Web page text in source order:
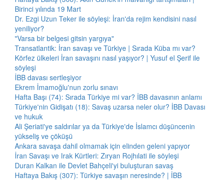
Birinci yılında 19 Mart
Dr. Ezgi Uzun Teker ile söyleşi: İran'da rejim kendisini nasıl
yeniliyor?
"Varsa bir belgesi gitsin yargıya"
Transatlantik: İran savaşı ve Türkiye | Sırada Küba mı var?
Körfez ülkeleri İran savaşını nasıl yaşıyor? | Yusuf el Şerif ile
söyleşi
İBB davası sertleşiyor
Ekrem İmamoğlu'nun zorlu sınavı
Hafta Başı (74): Sırada Türkiye mi var? İBB davasının anlamı
Türkiye'nin Gidişatı (18): Savaş uzarsa neler olur? İBB Davası
ve hukuk
Ali Şeriati'ye saldırılar ya da Türkiye'de İslamcı düşüncenin
yükseliş ve çöküşü
Ankara savaşa dahil olmamak için elinden geleni yapıyor
İran Savaşı ve Irak Kürtleri: Zıryan Rojhılati ile söyleşi
Duran Kalkan ile Devlet Bahçeli'yi buluşturan savaş
Haftaya Bakış (307): Türkiye savaşın neresinde? | İBB